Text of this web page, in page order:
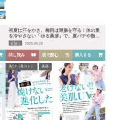
初夏は汗をかき、梅雨は胃腸を守る！体の奥
を冷やさない「ゆる薬膳」で、夏バテや熱中
症を防ぐ体調コントロール術
更新日 2026.05.20
試し読み 後で読む 購入する
美ST（美スト） 美容